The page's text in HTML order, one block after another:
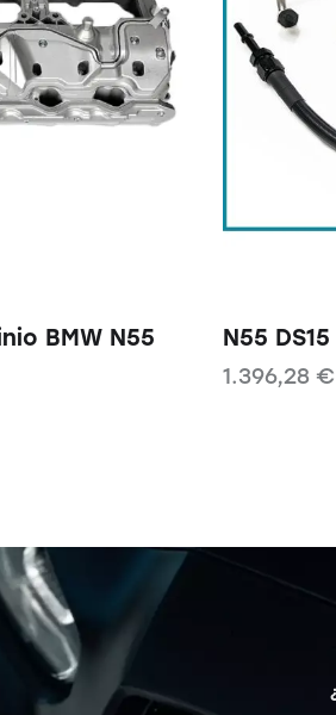
BMW N55 N55 DS15
1.396,28 €